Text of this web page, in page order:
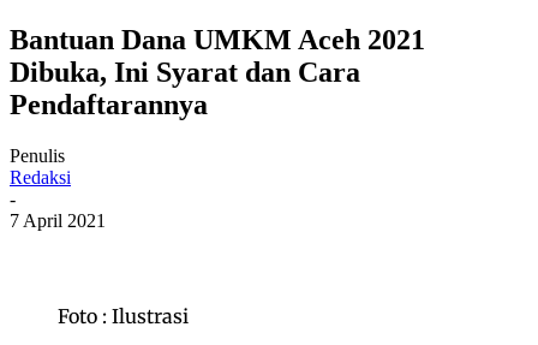
Bantuan Dana UMKM Aceh 2021
Dibuka, Ini Syarat dan Cara
Pendaftarannya
Penulis
Redaksi
-
7 April 2021
Foto : Ilustrasi